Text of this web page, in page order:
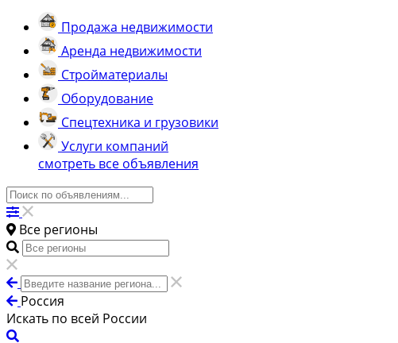
Продажа недвижимости
Аренда недвижимости
Стройматериалы
Оборудование
Спецтехника и грузовики
Услуги компаний
смотреть все объявления
Все регионы
Россия
Искать по всей России